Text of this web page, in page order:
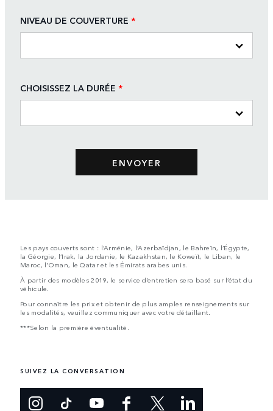
NIVEAU DE COUVERTURE *
CHOISISSEZ LA DURÉE *
Les pays couverts sont : l’Arménie, l’Azerbaïdjan, le Bahreïn, l’Égypte,
la Géorgie, l’Irak, la Jordanie, le Kazakhstan, le Koweït, le Liban, le
Maroc, l'Oman, le Qatar et les Émirats arabes unis.
À partir des modèles 2019, le service d’entretien sera basé sur l’état du
véhicule.
Pour connaître les prix et obtenir de plus amples renseignements sur
les modalités, veuillez communiquer avec votre détaillant.
***Selon la première éventualité.
SUIVEZ LA CONVERSATION